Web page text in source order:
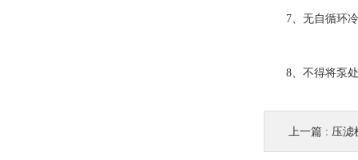
7、无自循环冷
8、不得将泵处
上一篇 : 压滤